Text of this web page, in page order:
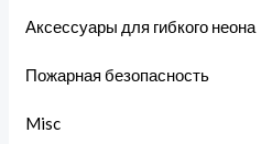
Аксессуары для гибкого неона
Пожарная безопасность
Misc